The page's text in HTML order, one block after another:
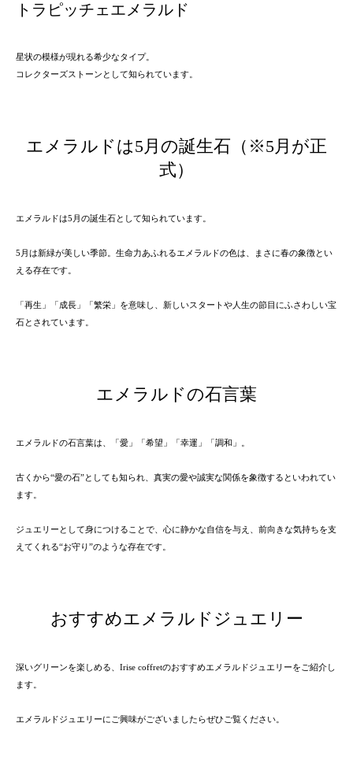
トラピッチェエメラルド
星状の模様が現れる希少なタイプ。
コレクターズストーンとして知られています。
エメラルドは5月の誕生石（※5月が正
式）
エメラルドは5月の誕生石として知られています。
5月は新緑が美しい季節。生命力あふれるエメラルドの色は、まさに春の象徴とい
える存在です。
「再生」「成長」「繁栄」を意味し、新しいスタートや人生の節目にふさわしい宝
石とされています。
エメラルドの石言葉
エメラルドの石言葉は、「愛」「希望」「幸運」「調和」。
古くから“愛の石”としても知られ、真実の愛や誠実な関係を象徴するといわれてい
ます。
ジュエリーとして身につけることで、心に静かな自信を与え、前向きな気持ちを支
えてくれる“お守り”のような存在です。
おすすめエメラルドジュエリー
深いグリーンを楽しめる、Irise coffretのおすすめエメラルドジュエリーをご紹介し
ます。
エメラルドジュエリーにご興味がございましたらぜひご覧ください。